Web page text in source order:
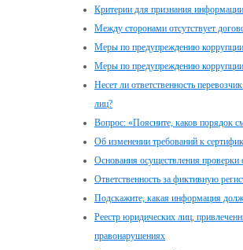
Критерии для признания
Между сторонами отсутствует
Меры по предупреждению
Меры по предупреждению коррупции
Несет ли ответственность
лиц?
Вопрос: «Поясните, каков порядок
Об изменении требований к
Основания осуществления проверки
Ответственность за фиктивную
Подскажите, какая информация
Реестр юридических лиц,
правонарушениях